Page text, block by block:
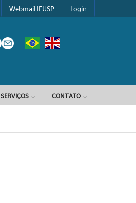
Webmail IFUSP Login
SERVIÇOS CONTATO